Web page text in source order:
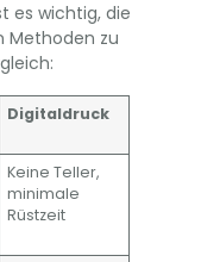
es wichtig, die
Methoden zu
Digitaldruck
Keine Teller,
minimale
Rüstzeit